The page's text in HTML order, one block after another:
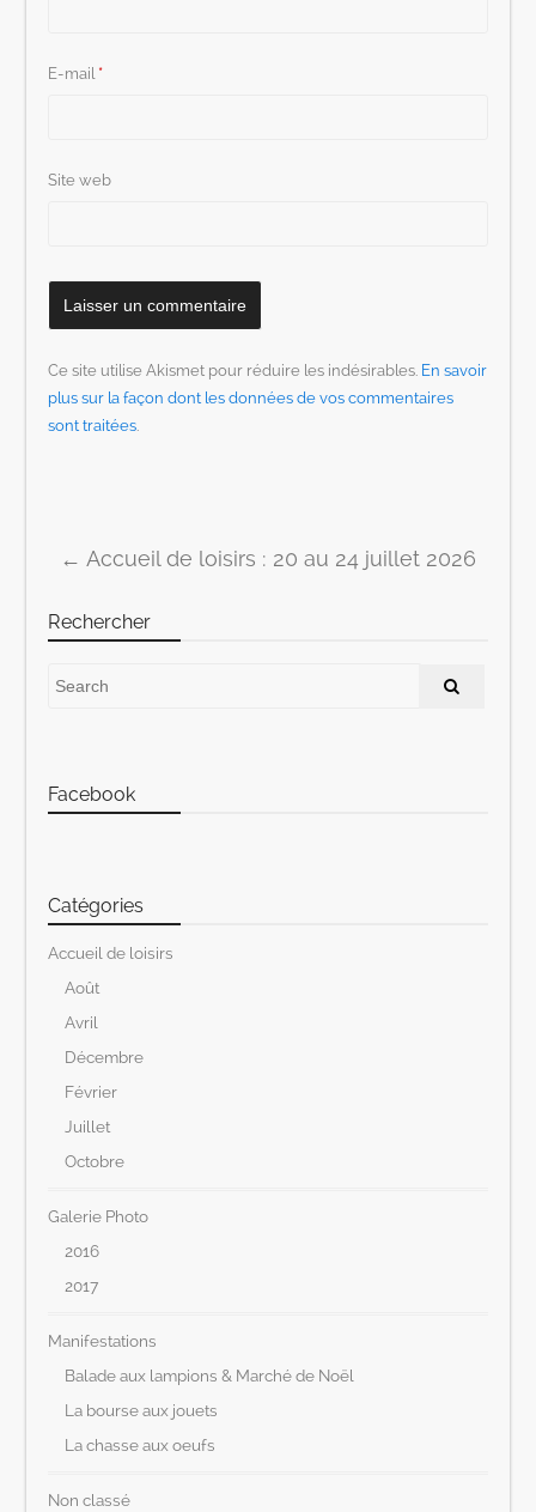
E-mail *
Site web
Ce site utilise Akismet pour réduire les indésirables. En savoir
plus sur la façon dont les données de vos commentaires
sont traitées.
Post navigation
← Accueil de loisirs : 20 au 24 juillet 2026
Rechercher
Facebook
Catégories
Accueil de loisirs
Août
Avril
Décembre
Février
Juillet
Octobre
Galerie Photo
2016
2017
Manifestations
Balade aux lampions & Marché de Noël
La bourse aux jouets
La chasse aux oeufs
Non classé